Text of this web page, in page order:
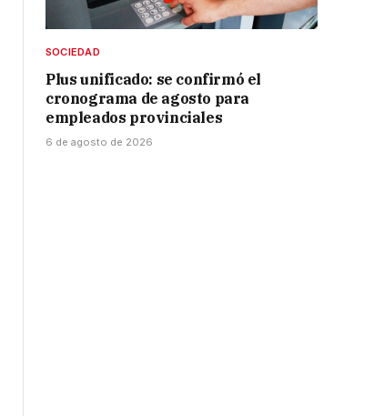
SOCIEDAD
Plus unificado: se confirmó el
cronograma de agosto para
empleados provinciales
6 de agosto de 2026